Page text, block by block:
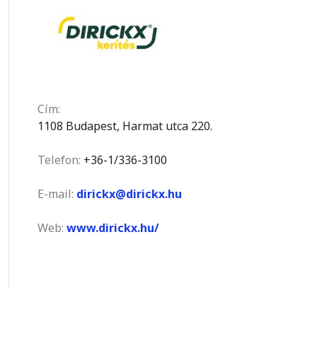
Cím:
1108 Budapest, Harmat utca 220.
Telefon: +36-1/336-3100
E-mail: dirickx@dirickx.hu
Web: www.dirickx.hu/